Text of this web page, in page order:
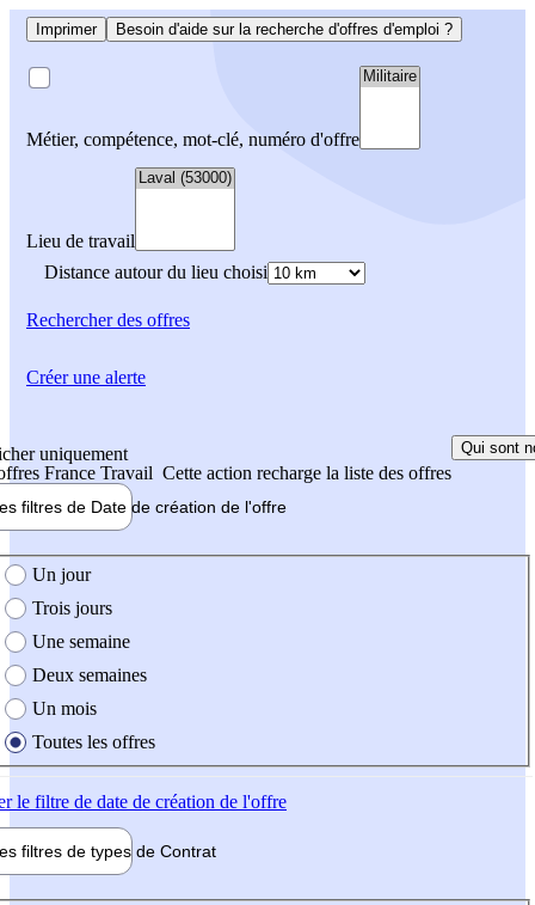
Imprimer Besoin d'aide sur la recherche d'offres d'emploi ?
Métier, compétence, mot-clé, numéro d'offre
Lieu de travail
Distance autour du lieu choisi
Rechercherdes offres
uniquement
France Travail Cette action recharge la liste des offres
Qui sont
filtres de Date de création de l'offre
création de l'offre
Un jour
Trois jours
Une semaine
Deux semaines
Un mois
Toutes les offres
le filtre de date de création de l'offre
filtres de types de Contrat
Créer une alerte